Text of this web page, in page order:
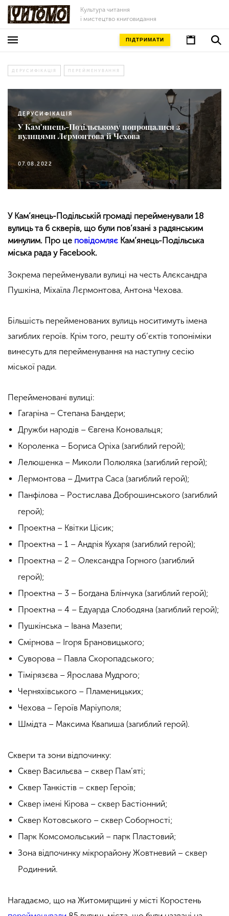
Культура читання
і мистецтво книговидання
ПІДТРИМАТИ
ДЕРУСИФІКАЦІЯ ПЕРЕЙМЕНУВАННЯ
ДЕРУСИФІКАЦІЯ
У Кам’янець-Подільському попрощалися з
вулицями Лєрмонтова й Чехова
07.08.2022
У Кам’янець-Подільській громаді перейменували 18
вулиць та 6 скверів, що були пов’язані з радянським
минулим. Про це повідомляє Кам’янець-Подільська
міська рада у Facebook.
Зокрема перейменували вулиці на честь Алєксандра
Пушкіна, Міхаїла Лєрмонтова, Антона Чехова.
Більшість перейменованих вулиць носитимуть імена
загиблих героїв. Крім того, решту об’єктів топоніміки
винесуть для перейменування на наступну сесію
міської ради.
Перейменовані вулиці:
Гагаріна – Степана Бандери;
Дружби народів – Євгена Коновальця;
Короленка – Бориса Оріха (загиблий герой);
Лелюшенка – Миколи Полюляка (загиблий герой);
Лермонтова – Дмитра Саса (загиблий герой);
Панфілова – Ростислава Доброшинського (загиблий
герой);
Проектна – Квітки Цісик;
Проектна – 1 – Андрія Кухаря (загиблий герой);
Проектна – 2 – Олександра Горного (загиблий
герой);
Проектна – 3 – Богдана Блінчука (загиблий герой);
Проектна – 4 – Едуарда Слободяна (загиблий герой);
Пушкінська – Івана Мазепи;
Смірнова – Ігоря Брановицького;
Суворова – Павла Скоропадського;
Тімірязєва – Ярослава Мудрого;
Черняхівського – Пламеницьких;
Чехова – Героїв Маріуполя;
Шмідта – Максима Квапиша (загиблий герой).
Сквери та зони відпочинку:
Сквер Васильєва – сквер Пам’яті;
Сквер Танкістів – сквер Героїв;
Сквер імені Кірова – сквер Бастіонний;
Сквер Котовського – сквер Соборності;
Парк Комсомольський – парк Пластовий;
Зона відпочинку мікрорайону Жовтневий – сквер
Родинний.
Нагадаємо, що на Житомирщині у місті Коростень